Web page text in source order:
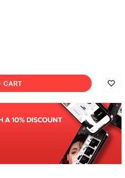
CART